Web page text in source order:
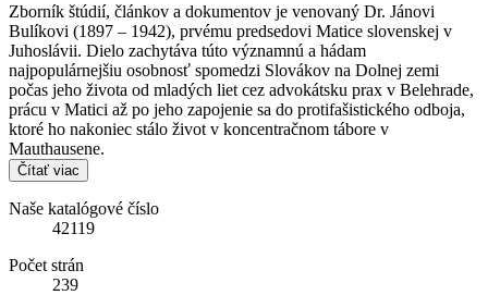
Zborník štúdií, článkov a dokumentov je venovaný Dr. Jánovi
Bulíkovi (1897 – 1942), prvému predsedovi Matice slovenskej v
Juhoslávii. Dielo zachytáva túto významnú a hádam
najpopulárnejšiu osobnosť spomedzi Slovákov na Dolnej zemi
počas jeho života od mladých liet cez advokátsku prax v Belehrade,
prácu v Matici až po jeho zapojenie sa do protifašistického odboja,
ktoré ho nakoniec stálo život v koncentračnom tábore v
Mauthausene.
Čítať viac
Naše katalógové číslo
42119
Počet strán
239